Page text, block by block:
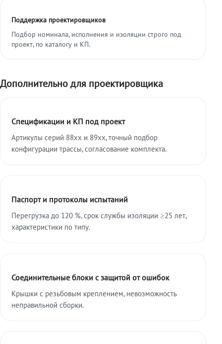
Поддержка проектировщиков
Подбор номинала, исполнения и изоляции строго под
проект, по каталогу и КП.
Дополнительно для проектировщика
Спецификации и КП под проект
Артикулы серий 88xx и 89xx, точный подбор
конфигурации трассы, согласование комплекта.
Паспорт и протоколы испытаний
Перегрузка до 120 %, срок службы изоляции ≥25 лет,
характеристики по типу.
Соединительные блоки с защитой от ошибок
Крышки с резьбовым креплением, невозможность
неправильной сборки.